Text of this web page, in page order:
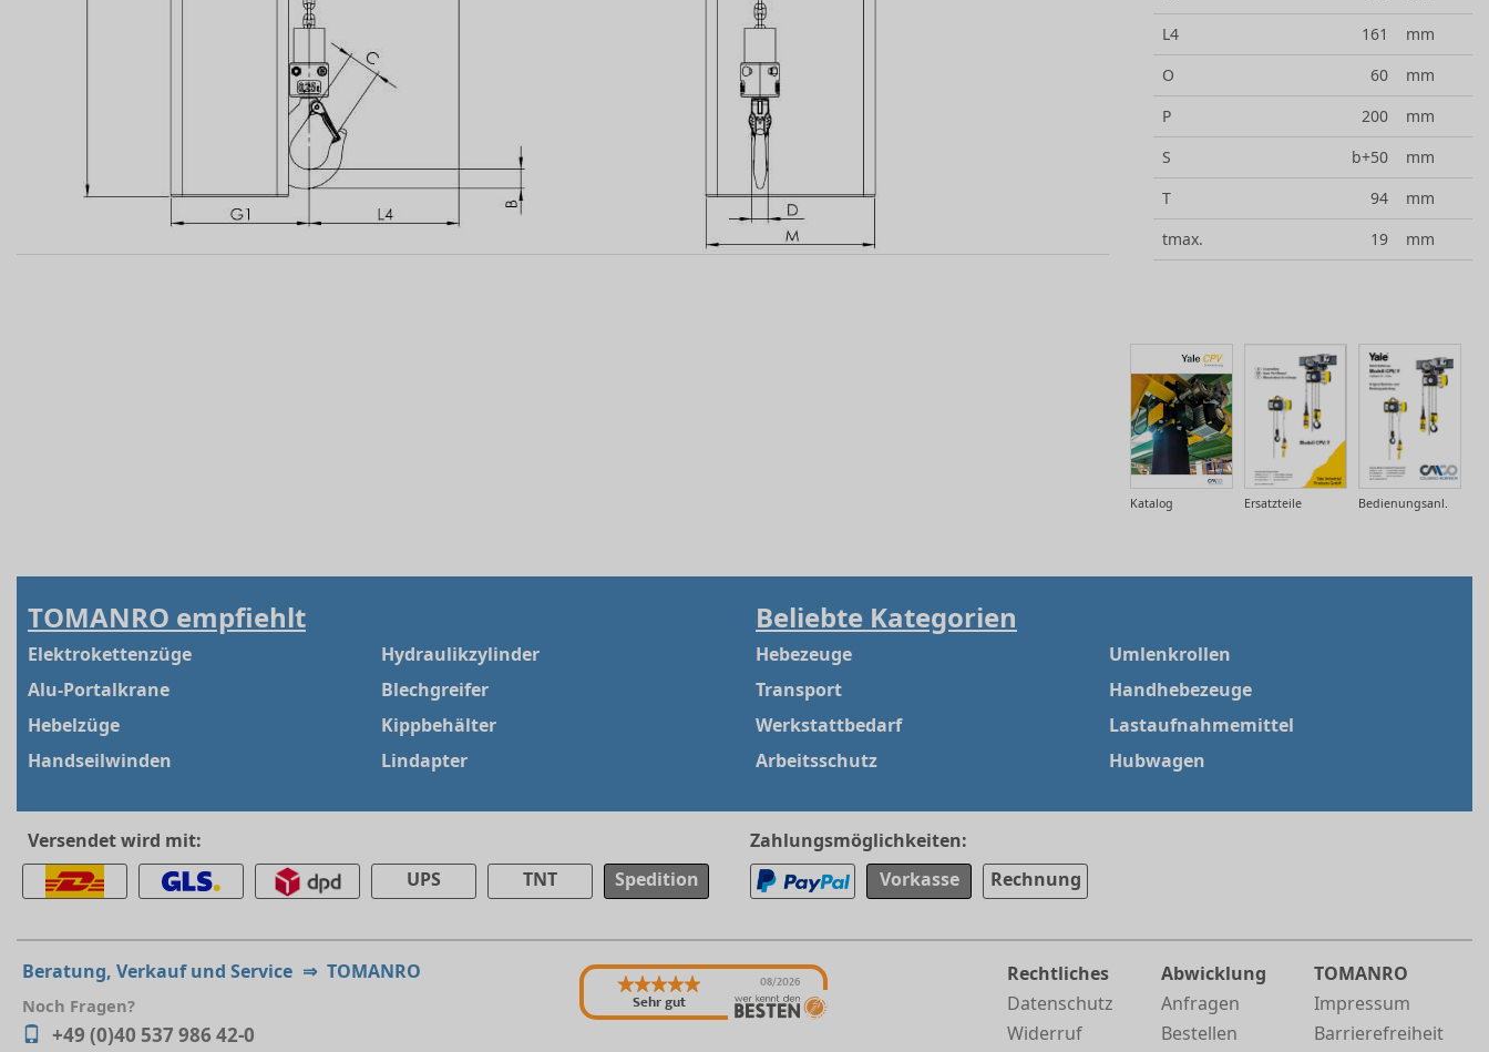
L4
161
mm
O
60
mm
P
200
mm
S
b+50
mm
T
94
mm
tmax.
19 mm
Bedienungsanl.
Ersatzteile
Katalog
TOMANRO empfiehlt
Elektrokettenzüge
Alu-Portalkrane
Hebelzüge
Handseilwinden
Hydraulikzylinder
Blechgreifer
Kippbehälter
Lindapter
Beliebte Kategorien
Hebezeuge
Transport
Werkstattbedarf
Arbeitsschutz
Umlenkrollen
Handhebezeuge
Lastaufnahmemittel
Hubwagen
Versendet wird mit:
UPS
TNT Spedition
Zahlungsmöglichkeiten:
Vorkasse
Rechnung
Beratung, Verkauf und Service ⇒ TOMANRO
Noch Fragen?
+49 (0)40 537 986 42-0
Rechtliches
Datenschutz
Widerruf
Abwicklung
Anfragen
Bestellen
TOMANRO
Impressum
Barrierefreiheit
Sehr gut
08/2026